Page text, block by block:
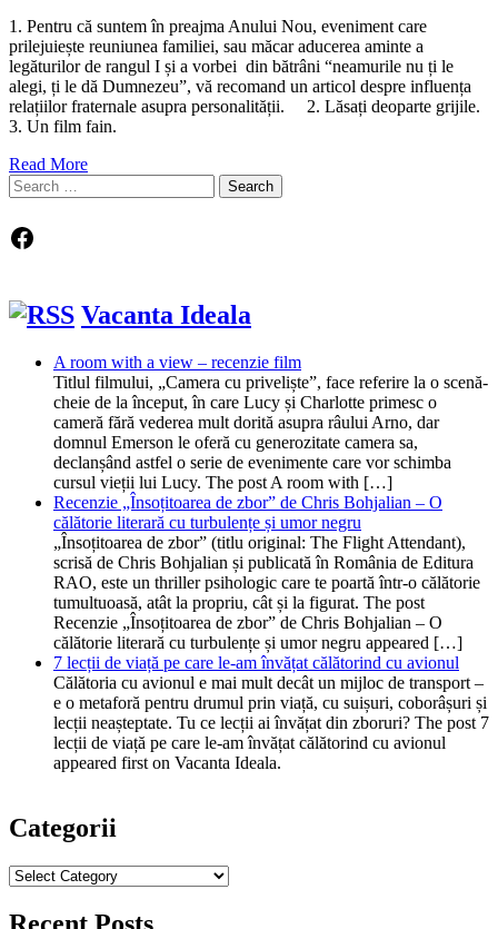
1. Pentru că suntem în preajma Anului Nou, eveniment care
prilejuiește reuniunea familiei, sau măcar aducerea aminte a
legăturilor de rangul I și a vorbei din bătrâni “neamurile nu ți le
alegi, ți le dă Dumnezeu”, vă recomand un articol despre influența
relațiilor fraternale asupra personalității. 2. Lăsați deoparte grijile.
3. Un film fain.
Read More
Search
for:
Facebook
Vacanta Ideala
A room with a view – recenzie film
Titlul filmului, „Camera cu priveliște”, face referire la o scenă-
cheie de la început, în care Lucy și Charlotte primesc o
cameră fără vederea mult dorită asupra râului Arno, dar
domnul Emerson le oferă cu generozitate camera sa,
declanșând astfel o serie de evenimente care vor schimba
cursul vieții lui Lucy. The post A room with […]
Recenzie „Însoțitoarea de zbor” de Chris Bohjalian – O
călătorie literară cu turbulențe și umor negru
„Însoțitoarea de zbor” (titlu original: The Flight Attendant),
scrisă de Chris Bohjalian și publicată în România de Editura
RAO, este un thriller psihologic care te poartă într-o călătorie
tumultuoasă, atât la propriu, cât și la figurat. The post
Recenzie „Însoțitoarea de zbor” de Chris Bohjalian – O
călătorie literară cu turbulențe și umor negru appeared […]
7 lecții de viață pe care le-am învățat călătorind cu avionul
Călătoria cu avionul e mai mult decât un mijloc de transport –
e o metaforă pentru drumul prin viață, cu suișuri, coborâșuri și
lecții neașteptate. Tu ce lecții ai învățat din zboruri? The post 7
lecții de viață pe care le-am învățat călătorind cu avionul
appeared first on Vacanta Ideala.
Categorii
Categorii